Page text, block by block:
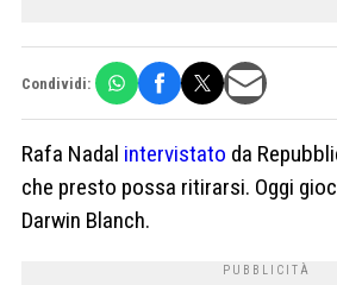
Condividi:
Rafa Nadal intervistato da
che presto possa ritirarsi. Oggi
Darwin Blanch.